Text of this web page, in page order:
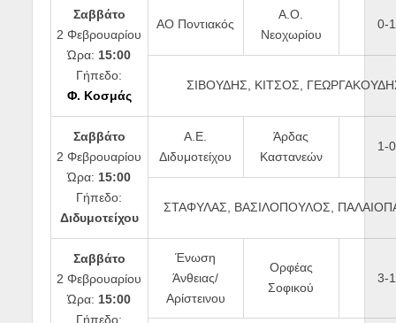
Σαββάτο
2 Φεβρουαρίου
Ώρα: 15:00
Γήπεδο:
Φ. Κοσμάς
ΑΟ Ποντιακός
Α.Ο.
Νεοχωρίου
0-1
ΣΙΒΟΥΔΗΣ, ΚΙΤΣΟΣ,
Σαββάτο
2 Φεβρουαρίου
Ώρα: 15:00
Γήπεδο:
Διδυμοτείχου
Α.Ε.
Διδυμοτείχου
Άρδας
Καστανεών
1-0
ΣΤΑΦΥΛΑΣ, ΒΑΣΙΛΟΠΟΥΛΟΣ,
Σαββάτο
2 Φεβρουαρίου
Ώρα: 15:00
Γήπεδο:
Ένωση
Άνθειας/
Αρίστεινου
Ορφέας
Σοφικού
3-1